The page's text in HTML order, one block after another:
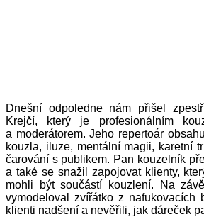
Dnešní odpoledne nám přišel
Krejčí, který je profesionálním
a moderátorem. Jeho repertoár
kouzla, iluze, mentální magii, karetní
čarování s publikem. Pan kouzelník
a také se snažil zapojovat klienty,
mohli být součástí kouzlení. Na
vymodeloval zvířátko z nafukovacích
klienti nadšení a nevěřili, jak dáreček